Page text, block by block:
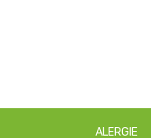
ALERGIE